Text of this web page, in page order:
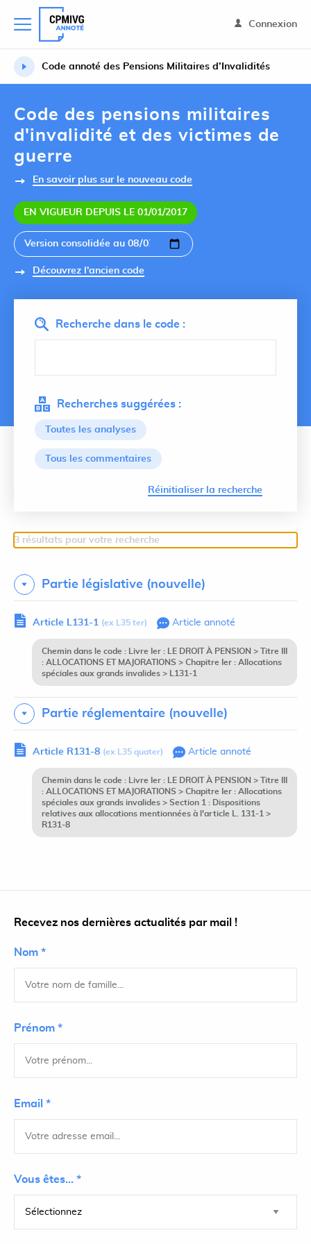
Connexion
Code annoté des Pensions Militaires d’Invalidités
Code des pensions militaires
d'invalidité et des victimes de
guerre
En savoir plus sur le nouveau code
EN VIGUEUR DEPUIS LE 01/01/2017
Découvrez l'ancien code
Recherche dans le code :
Recherches suggérées :
Toutes les analyses
Tous les commentaires
Réinitialiser la recherche
3 résultats pour votre recherche
Partie législative (nouvelle)
Article L131-1 (ex L35 ter) Article annoté
Chemin dans le code : Livre Ier : LE DROIT À PENSION > Titre III
: ALLOCATIONS ET MAJORATIONS > Chapitre Ier : Allocations
spéciales aux grands invalides > L131-1
Partie réglementaire (nouvelle)
Article R131-8 (ex L35 quater) Article annoté
Chemin dans le code : Livre Ier : LE DROIT À PENSION > Titre III
: ALLOCATIONS ET MAJORATIONS > Chapitre Ier : Allocations
spéciales aux grands invalides > Section 1 : Dispositions
relatives aux allocations mentionnées à l'article L. 131-1 >
R131-8
Recevez nos dernières actualités par mail !
Nom *
Prénom *
Email *
Vous êtes... *